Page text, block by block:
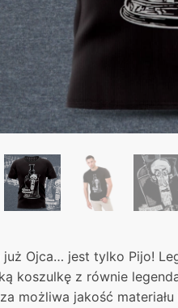
już Ojca… jest tylko Pijo!
koszulkę z równie
możliwa jakość